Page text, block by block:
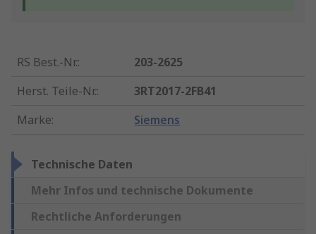
RS Best.-Nr.:
203-2625
Herst. Teile-Nr.:
3RT2017-2FB41
Marke: Siemens
Technische Daten
Mehr Infos und technische Dokumente
Rechtliche Anforderungen